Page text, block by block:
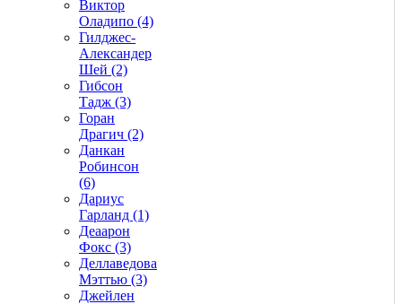
Виктор
Оладипо (4)
Гилджес-
Александер
Шей (2)
Гибсон
Тадж (3)
Горан
Драгич (2)
Данкан
Робинсон
(6)
Дариус
Гарланд (1)
Деаарон
Фокс (3)
Деллаведова
Мэттью (3)
Джейлен